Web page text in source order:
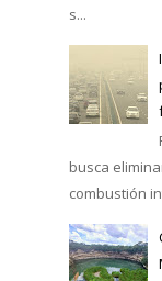
s...
busca
combustión